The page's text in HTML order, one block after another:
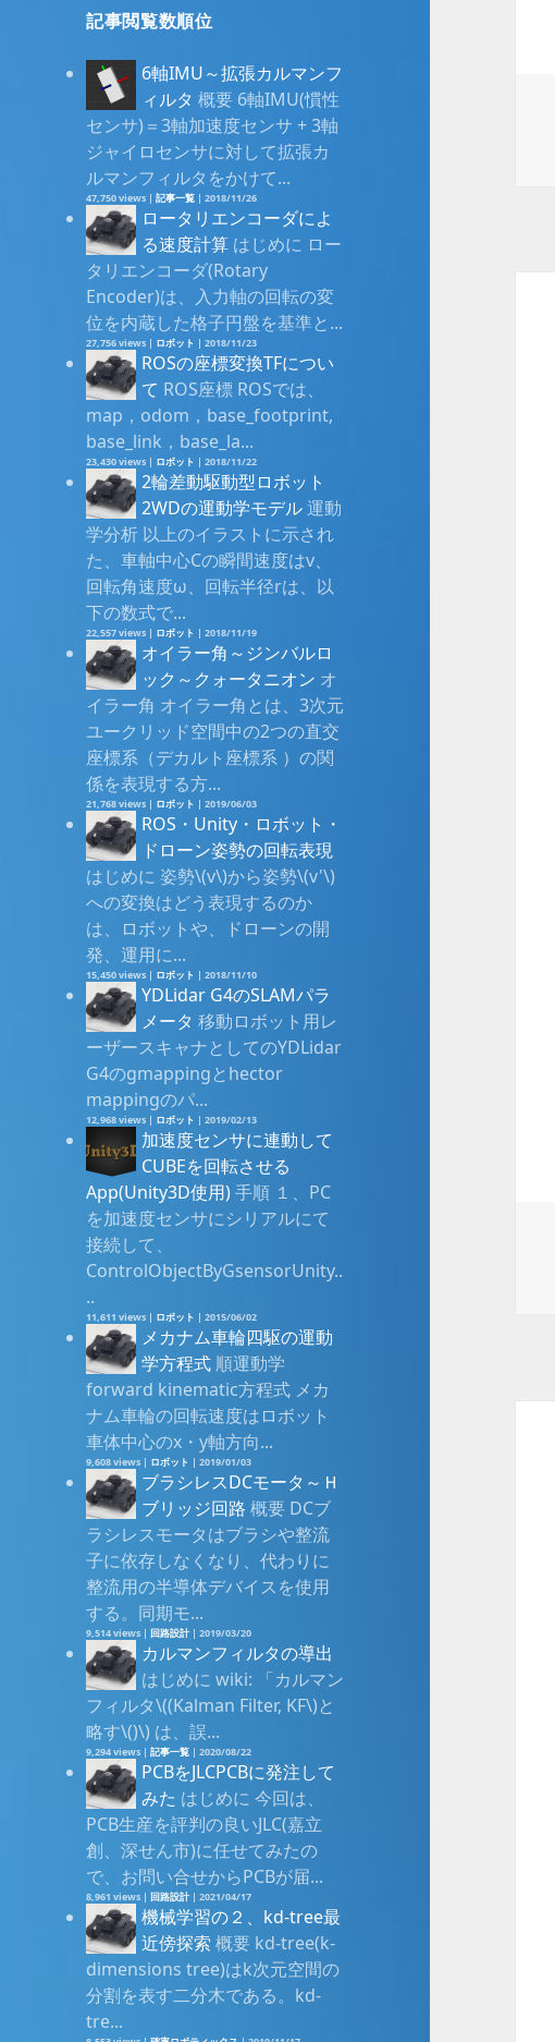
記事閲覧数順位
6軸IMU～拡張カルマンフ
ィルタ 概要 6軸IMU(慣性
センサ)＝3軸加速度センサ + 3軸
ジャイロセンサに対して拡張カ
ルマンフィルタをかけて...
47,750 views |記事一覧 |2018/11/26
ロータリエンコーダによ
る速度計算 はじめに ロー
タリエンコーダ(Rotary
Encoder)は、入力軸の回転の変
位を内蔵した格子円盤を基準と...
27,756 views | ロボット |2018/11/23
ROSの座標変換TFについ
て ROS座標 ROSでは、
map，odom，base_footprint,
base_link，base_la...
23,430 views | ロボット |2018/11/22
2輪差動駆動型ロボット
2WDの運動学モデル運動
学分析 以上のイラストに示され
た、車軸中心Cの瞬間速度はv、
回転角速度ω、回転半径rは、以
下の数式で...
22,557 views | ロボット |2018/11/19
オイラー角～ジンバルロ
ック～クォータニオン オ
イラー角 オイラー角とは、3次元
ユークリッド空間中の2つの直交
座標系（デカルト座標系 ）の関
係を表現する方...
21,768 views | ロボット |2019/06/03
ROS・Unity・ロボット・
ドローン姿勢の回転表現
はじめに 姿勢\(v\)から姿勢\(v'\)
への変換はどう表現するのか
は、ロボットや、ドローンの開
発、運用に...
15,450 views | ロボット |2018/11/10
YDLidar G4のSLAMパラ
メータ 移動ロボット用レ
ーザースキャナとしてのYDLidar
G4のgmappingとhector
mappingのパ...
12,968 views | ロボット |2019/02/13
加速度センサに連動して
CUBEを回転させる
App(Unity3D使用)手順 １、PC
を加速度センサにシリアルにて
接続して、
ControlObjectByGsensorUnity..
..
11,611 views | ロボット |2015/06/02
メカナム車輪四駆の運動
学方程式 順運動学
forward kinematic方程式 メカ
ナム車輪の回転速度はロボット
車体中心のx・y軸方向...
9,608 views | ロボット |2019/01/03
ブラシレスDCモータ～Ｈ
ブリッジ回路 概要 DCブ
ラシレスモータはブラシや整流
子に依存しなくなり、代わりに
整流用の半導体デバイスを使用
する。同期モ...
9,514 views | 回路設計 |2019/03/20
カルマンフィルタの導出
はじめに wiki: 「カルマン
フィルタ\((Kalman Filter, KF\)と
略す\()\) は、誤...
9,294 views |記事一覧 |2020/08/22
PCBをJLCPCBに発注して
みた はじめに 今回は、
PCB生産を評判の良いJLC(嘉立
創、深せん市)に任せてみたの
で、お問い合せからPCBが届...
8,961 views | 回路設計 |2021/04/17
機械学習の２、kd-tree最
近傍探索 概要 kd-tree(k-
dimensions tree)はk次元空間の
分割を表す二分木である。kd-
tre...